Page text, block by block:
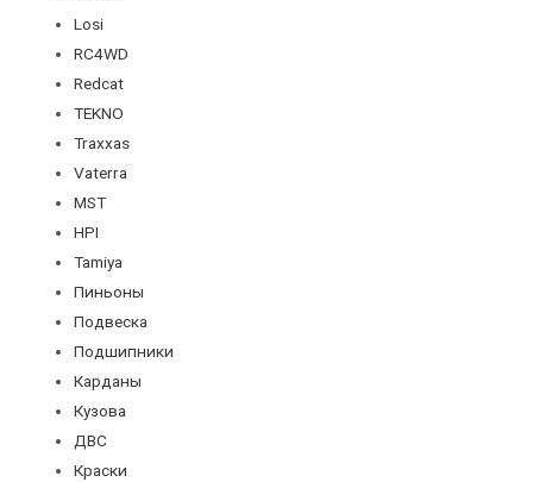
Losi
RC4WD
Redcat
TEKNO
Traxxas
Vaterra
MST
HPI
Tamiya
Пиньоны
Подвеска
Подшипники
Карданы
Кузова
ДВС
Краски